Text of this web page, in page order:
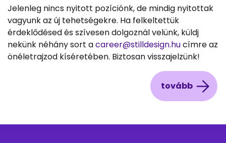
Jelenleg nincs nyitott pozíciónk, de mindig nyitottak
vagyunk az új tehetségekre. Ha felkeltettük
érdeklődésed és szívesen dolgoznál velünk, küldj
nekünk néhány sort acareer@stilldesign.hucímre az
önéletrajzod kíséretében. Biztosan visszajelzünk!
tovább